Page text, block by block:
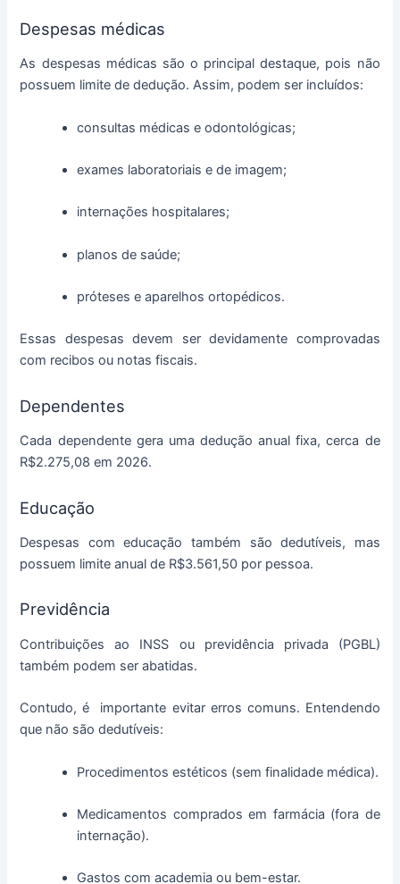
Despesas médicas
As despesas médicas são o principal destaque, pois não
possuem limite de dedução. Assim, podem ser incluídos:
consultas médicas e odontológicas;
exames laboratoriais e de imagem;
internações hospitalares;
planos de saúde;
próteses e aparelhos ortopédicos.
Essas despesas devem ser devidamente comprovadas
com recibos ou notas fiscais.
Dependentes
Cada dependente gera uma dedução anual fixa, cerca de
R$2.275,08 em 2026.
Educação
Despesas com educação também são dedutíveis, mas
possuem limite anual de R$3.561,50 por pessoa.
Previdência
Contribuições ao INSS ou previdência privada (PGBL)
também podem ser abatidas.
Contudo, é importante evitar erros comuns. Entendendo
que não são dedutíveis:
Procedimentos estéticos (sem finalidade médica).
Medicamentos comprados em farmácia (fora de
internação).
Gastos com academia ou bem-estar.